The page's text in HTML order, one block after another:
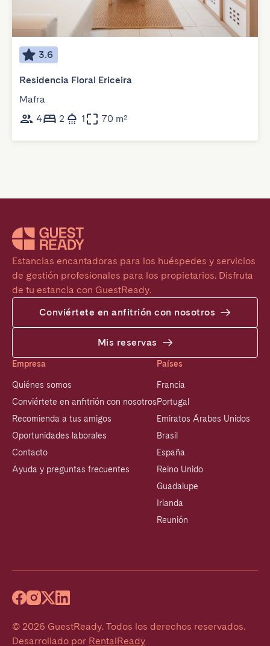
3.6
Residencia Floral Ericeira
Mafra
4
2 1 70 m²
Estancias encantadoras para los huéspedes y servicios
de gestión profesionales para los propietarios. Disfruta
de tu estancia con GuestReady.
Conviértete en anfitrión con nosotros
Mis reservas
Empresa
Quiénes somos
Conviértete en anfitrión con nosotros
Recomienda a tus amigos
Oportunidades laborales
Contacto
Ayuda y preguntas frecuentes
Países
Francia
Portugal
Emiratos Árabes Unidos
Brasil
España
Reino Unido
Guadalupe
Irlanda
Reunión
© 2026 GuestReady. Todos los derechos reservados.
Desarrollado por RentalReady